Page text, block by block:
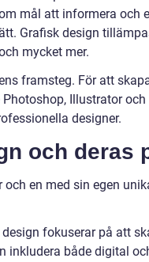
mål att informera och
Grafisk design
mycket mer.
framsteg. För att
Illustrator
designer.
och deras
en med sin egen
fokuserar på att
inkludera både digital